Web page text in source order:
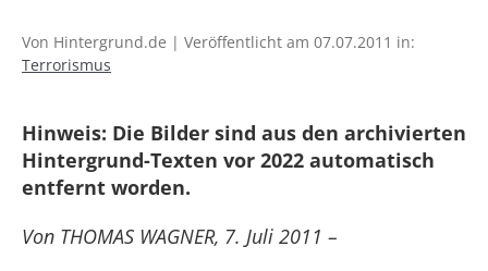
Von Hintergrund.de | Veröffentlicht am 07.07.2011 in:
Terrorismus
Hinweis: Die Bilder sind aus den archivierten
Hintergrund-Texten vor 2022 automatisch
entfernt worden.
Von THOMAS WAGNER, 7. Juli 2011 –